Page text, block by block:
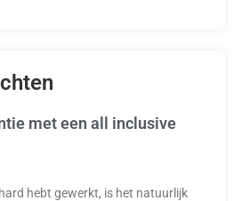
met een all inclusive
hebt gewerkt, is het natuurlijk